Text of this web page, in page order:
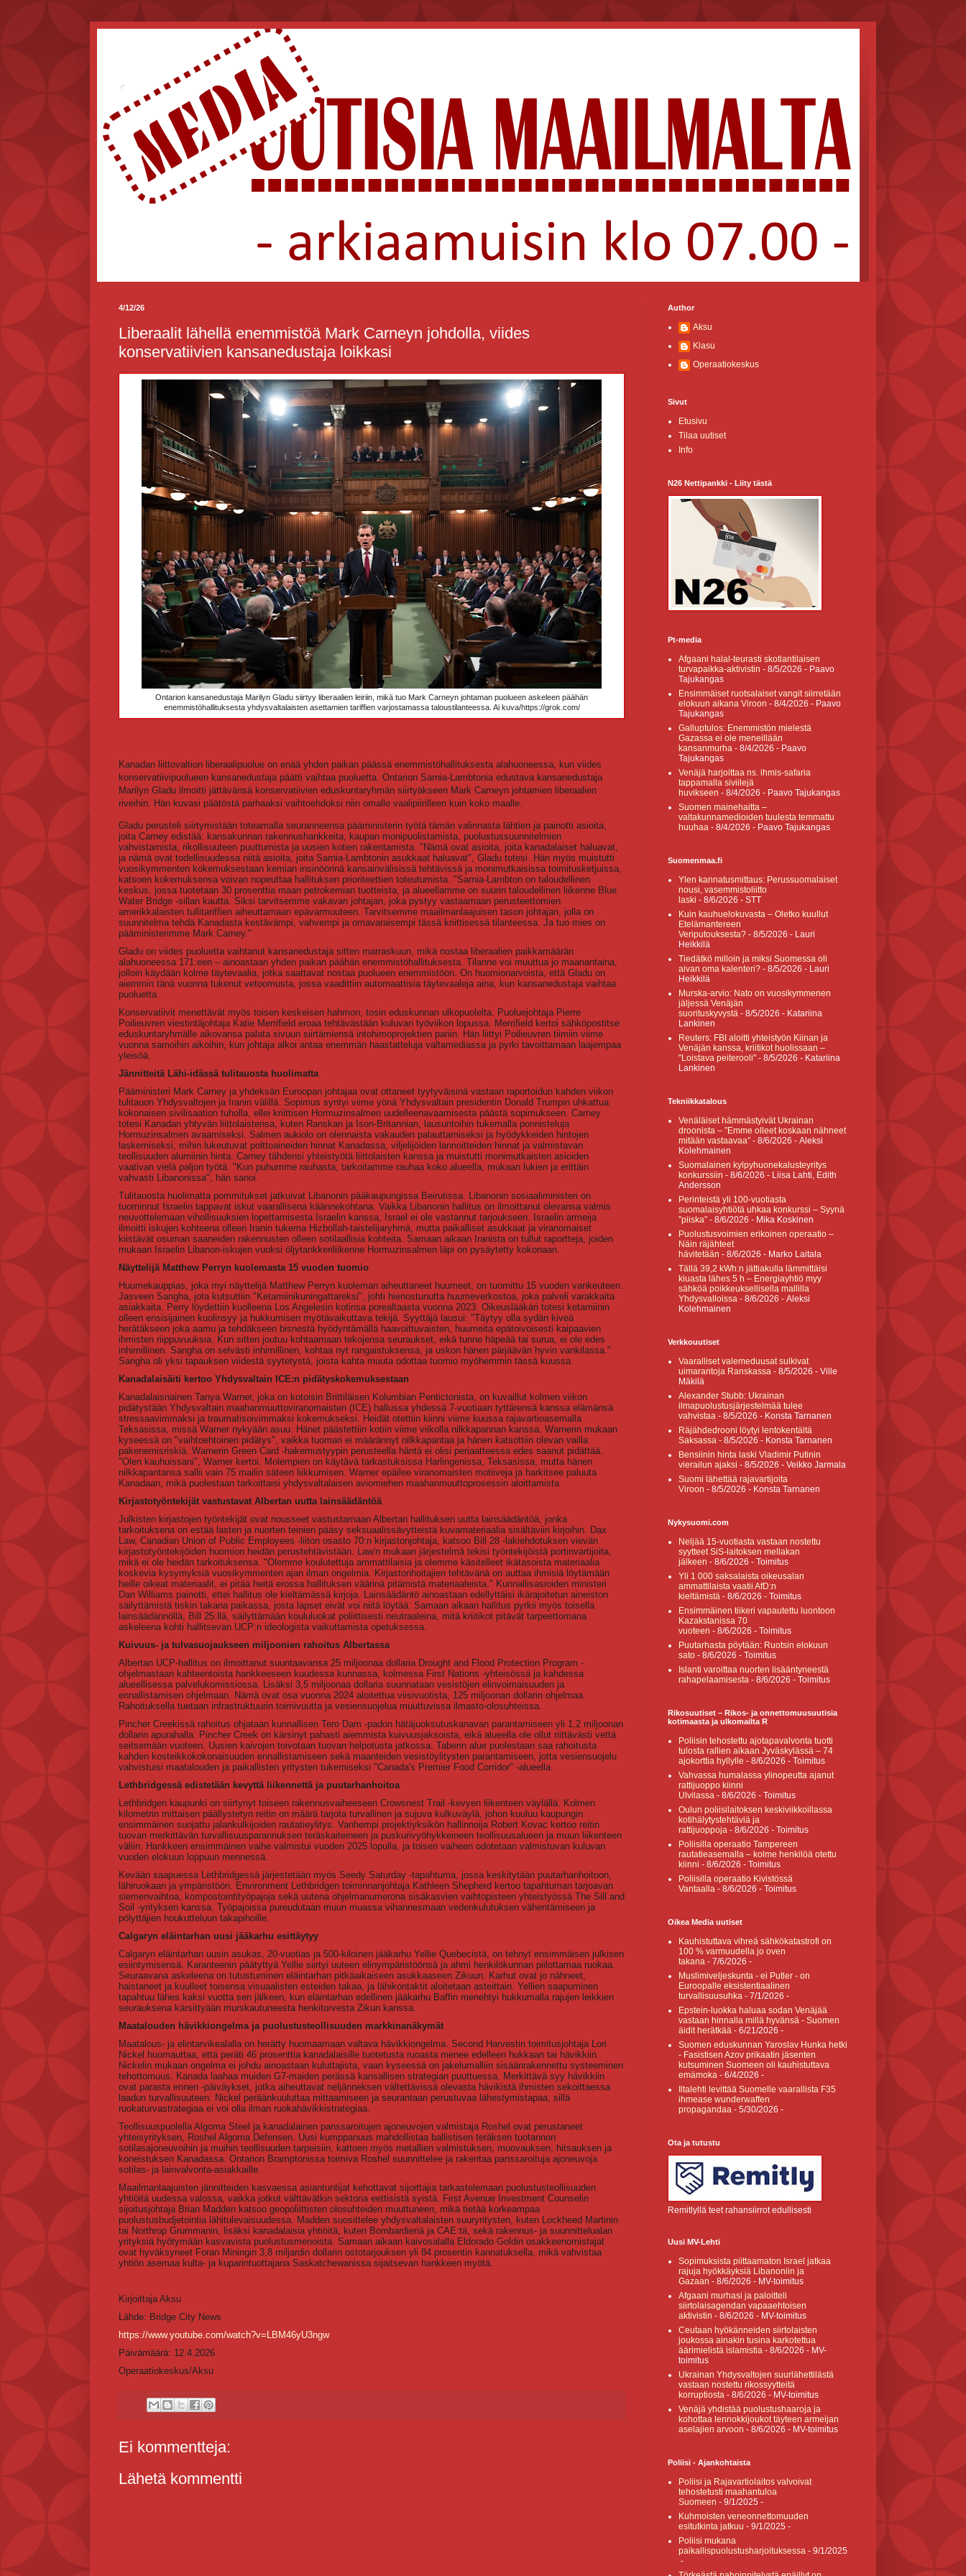
.
4/12/26
Liberaalit lähellä enemmistöä Mark Carneyn johdolla, viides
konservatiivien kansanedustaja loikkasi
Ontarion kansanedustaja Marilyn Gladu siirtyy liberaalien leiriin, mikä tuo Mark Carneyn johtaman puolueen askeleen päähän
enemmistöhallituksesta yhdysvaltalaisten asettamien tariffien varjostamassa taloustilanteessa. Ai kuva/https://grok.com/
Kanadan liittovaltion liberaalipuolue on enää yhden paikan päässä enemmistöhallituksesta alahuoneessa, kun viides
konservatiivipuolueen kansanedustaja päätti vaihtaa puoluetta. Ontarion Sarnia-Lambtonia edustava kansanedustaja
Marilyn Gladu ilmoitti jättävänsä konservatiivien eduskuntaryhmän siirtyäkseen Mark Carneyn johtamien liberaalien
riveihin. Hän kuvasi päätöstä parhaaksi vaihtoehdoksi niin omalle vaalipiirilleen kuin koko maalle.
Gladu perusteli siirtymistään toteamalla seuranneensa pääministerin työtä tämän valinnasta lähtien ja painotti asioita,
joita Carney edistää: kansakunnan rakennushankkeita, kaupan monipuolistamista, puolustussuunnitelmien
vahvistamista, rikollisuuteen puuttumista ja uusien kotien rakentamista. "Nämä ovat asioita, joita kanadalaiset haluavat,
ja nämä ovat todellisuudessa niitä asioita, joita Sarnia-Lambtonin asukkaat haluavat", Gladu totesi. Hän myös muistutti
vuosikymmenten kokemuksestaan kemian insinöörinä kansainvälisissä tehtävissä ja monimutkaisissa toimitusketjuissa,
katsoen kokemuksensa voivan nopeuttaa hallituksen prioriteettien toteutumista. "Sarnia-Lambton on taloudellinen
keskus, jossa tuotetaan 30 prosenttia maan petrokemian tuotteista, ja alueellamme on suurin taloudellinen liikenne Blue
Water Bridge -sillan kautta. Siksi tarvitsemme vakavan johtajan, joka pystyy vastaamaan perusteettomien
amerikkalaisten tullitariffien aiheuttamaan epävarmuuteen. Tarvitsemme maailmanlaajuisen tason johtajan, jolla on
suunnitelma tehdä Kanadasta kestävämpi, vahvempi ja omavaraisempi tässä kriittisessä tilanteessa. Ja tuo mies on
pääministerimme Mark Carney."
Gladu on viides puoluetta vaihtanut kansanedustaja sitten marraskuun, mikä nostaa liberaalien paikkamäärän
alahuoneessa 171:een – ainoastaan yhden paikan päähän enemmistöhallituksesta. Tilanne voi muuttua jo maanantaina,
jolloin käydään kolme täytevaalia, jotka saattavat nostaa puolueen enemmistöön. On huomionarvoista, että Gladu on
aiemmin tänä vuonna tukenut vetoomusta, jossa vaadittiin automaattisia täytevaaleja aina, kun kansanedustaja vaihtaa
puoluetta.
Konservatiivit menettävät myös toisen keskeisen hahmon, tosin eduskunnan ulkopuolelta. Puoluejohtaja Pierre
Poilieuvren viestintäjohtaja Katie Merrifield eroaa tehtävästään kuluvan työviikon lopussa. Merrifield kertoi sähköpostitse
eduskuntaryhmälle aikovansa palata sivuun siirtämiensä intohimoprojektien pariin. Hän liittyi Poilieuvren tiimiin viime
vuonna samoihin aikoihin, kun johtaja alkoi antaa enemmän haastatteluja valtamediassa ja pyrki tavoittamaan laajempaa
yleisöä.
Jännitteitä Lähi-idässä tulitauosta huolimatta
Pääministeri Mark Carney ja yhdeksän Euroopan johtajaa ovat ottaneet tyytyväisinä vastaan raportoidun kahden viikon
tulitauon Yhdysvaltojen ja Iranin välillä. Sopimus syntyi viime yönä Yhdysvaltain presidentin Donald Trumpin uhkattua
kokonaisen sivilisaation tuholla, ellei kriittisen Hormuzinsalmen uudelleenavaamisesta päästä sopimukseen. Carney
totesi Kanadan yhtyvän liittolaistensa, kuten Ranskan ja Ison-Britannian, lausuntoihin tukemalla ponnisteluja
Hormuzinsalmen avaamiseksi. Salmen aukiolo on olennaista vakauden palauttamiseksi ja hyödykkeiden hintojen
laskemiseksi, mihin lukeutuvat polttoaineiden hinnat Kanadassa, viljelijöiden lannoitteiden hinnat ja valmistavan
teollisuuden alumiinin hinta. Carney tähdensi yhteistyötä liittolaisten kanssa ja muistutti monimutkaisten asioiden
vaativan vielä paljon työtä. "Kun puhumme rauhasta, tarkoitamme rauhaa koko alueella, mukaan lukien ja erittäin
vahvasti Libanonissa", hän sanoi.
Tulitauosta huolimatta pommitukset jatkuivat Libanonin pääkaupungissa Beirutissa. Libanonin sosiaaliministeri on
tuominnut Israelin tappavat iskut vaarallisena käännekohtana. Vaikka Libanonin hallitus on ilmoittanut olevansa valmis
neuvottelemaan vihollisuuksien lopettamisesta Israelin kanssa, Israel ei ole vastannut tarjoukseen. Israelin armeija
ilmoitti iskujen kohteena olleen Iranin tukema Hizbollah-taistelijaryhmä, mutta paikalliset asukkaat ja viranomaiset
kiistävät osuman saaneiden rakennusten olleen sotilaallisia kohteita. Samaan aikaan Iranista on tullut raportteja, joiden
mukaan Israelin Libanon-iskujen vuoksi öljytankkeriliikenne Hormuzinsalmen läpi on pysäytetty kokonaan.
Näyttelijä Matthew Perryn kuolemasta 15 vuoden tuomio
Huumekauppias, joka myi näyttelijä Matthew Perryn kuoleman aiheuttaneet huumeet, on tuomittu 15 vuoden vankeuteen.
Jasveen Sangha, jota kutsuttiin "Ketamiinikuningattareksi", johti hienostunutta huumeverkostoa, joka palveli varakkaita
asiakkaita. Perry löydettiin kuolleena Los Angelesin kotinsa porealtaasta vuonna 2023. Oikeuslääkäri totesi ketamiinin
olleen ensisijainen kuolinsyy ja hukkumisen myötävaikuttava tekijä. Syyttäjä lausui: "Täytyy olla sydän kiveä
herätäkseen joka aamu ja tehdäkseen bisnestä hyödyntämällä haavoittuvaisten, huumeita epätoivoisesti kaipaavien
ihmisten riippuvuuksia. Kun sitten joutuu kohtaamaan tekojensa seuraukset, eikä tunne häpeää tai surua, ei ole edes
inhimillinen. Sangha on selvästi inhimillinen, kohtaa nyt rangaistuksensa, ja uskon hänen pärjäävän hyvin vankilassa."
Sangha oli yksi tapauksen viidestä syytetystä, joista kahta muuta odottaa tuomio myöhemmin tässä kuussa.
Kanadalaisäiti kertoo Yhdysvaltain ICE:n pidätyskokemuksestaan
Kanadalaisnainen Tanya Warner, joka on kotoisin Brittiläisen Kolumbian Pentictonista, on kuvaillut kolmen viikon
pidätystään Yhdysvaltain maahanmuuttoviranomaisten (ICE) hallussa yhdessä 7-vuotiaan tyttärensä kanssa elämänsä
stressaavimmaksi ja traumatisoivimmaksi kokemukseksi. Heidät otettiin kiinni viime kuussa rajavartioasemalla
Teksasissa, missä Warner nykyään asuu. Hänet päästettiin kotiin viime viikolla nilkkapannan kanssa. Warnerin mukaan
kyseessä on "vaihtoehtoinen pidätys", vaikka tuomari ei määrännyt nilkkapantaa ja hänen katsottiin olevan vailla
pakenemisriskiä. Warnerin Green Card -hakemustyypin perusteella häntä ei olisi periaatteessa edes saanut pidättää.
"Olen kauhuissani", Warner kertoi. Molempien on käytävä tarkastuksissa Harlingenissa, Teksasissa, mutta hänen
nilkkapantansa sallii vain 75 mailin säteen liikkumisen. Warner epäilee viranomaisten motiiveja ja harkitsee paluuta
Kanadaan, mikä puolestaan tarkoittaisi yhdysvaltalaisen aviomiehen maahanmuuttoprosessin aloittamista.
Kirjastotyöntekijät vastustavat Albertan uutta lainsäädäntöä
Julkisten kirjastojen työntekijät ovat nousseet vastustamaan Albertan hallituksen uutta lainsäädäntöä, jonka
tarkoituksena on estää lasten ja nuorten teinien pääsy seksuaalissävytteistä kuvamateriaalia sisältäviin kirjoihin. Dax
Law, Canadian Union of Public Employees -liiton osasto 70:n kirjastonjohtaja, katsoo Bill 28 -lakiehdotuksen vievän
kirjastotyöntekijöiden huomion heidän perustehtävistään. Law'n mukaan järjestelmä tekisi työntekijöistä portinvartijoita,
mikä ei ole heidän tarkoituksensa. "Olemme koulutettuja ammattilaisia ja olemme käsitelleet ikätasoista materiaalia
koskevia kysymyksiä vuosikymmenten ajan ilman ongelmia. Kirjastonhoitajien tehtävänä on auttaa ihmisiä löytämään
heille oikeat materiaalit, ei pitää heitä erossa hallituksen väärinä pitämistä materiaaleista." Kunnallisasioiden ministeri
Dan Williams painotti, ettei hallitus ole kieltämässä kirjoja. Lainsäädäntö ainoastaan edellyttäisi ikärajoitetun aineiston
säilyttämistä tiskin takana paikassa, josta lapset eivät voi niitä löytää. Samaan aikaan hallitus pyrkii myös toisella
lainsäädännöllä, Bill 25:llä, säilyttämään koululuokat poliittisesti neutraaleina, mitä kriitikot pitävät tarpeettomana
askeleena kohti hallitsevan UCP:n ideologista vaikuttamista opetuksessa.
Kuivuus- ja tulvasuojaukseen miljoonien rahoitus Albertassa
Albertan UCP-hallitus on ilmoittanut suuntaavansa 25 miljoonaa dollaria Drought and Flood Protection Program -
ohjelmastaan kahteentoista hankkeeseen kuudessa kunnassa, kolmessa First Nations -yhteisössä ja kahdessa
alueellisessa palvelukomissiossa. Lisäksi 3,5 miljoonaa dollaria suunnataan vesistöjen elinvoimaisuuden ja
ennallistamisen ohjelmaan. Nämä ovat osa vuonna 2024 aloitettua viisivuotista, 125 miljoonan dollarin ohjelmaa.
Rahoituksella tuetaan infrastruktuurin toimivuutta ja vesiensuojelua muuttuvissa ilmasto-olosuhteissa.
Pincher Creekissä rahoitus ohjataan kunnallisen Tero Dam -padon hätäjuoksutuskanavan parantamiseen yli 1,2 miljoonan
dollarin apurahalla. Pincher Creek on kärsinyt pahasti aiemmista kuivuusjaksoista, eikä alueella ole ollut riittävästi vettä
seitsemään vuoteen. Uusien kaivojen toivotaan tuovan helpotusta jatkossa. Taberin alue puolestaan saa rahoitusta
kahden kosteikkokokonaisuuden ennallistamiseen sekä maanteiden vesistöylitysten parantamiseen, jotta vesiensuojelu
vahvistuisi maatalouden ja paikallisten yritysten tukemiseksi "Canada's Premier Food Corridor" -alueella.
Lethbridgessä edistetään kevyttä liikennettä ja puutarhanhoitoa
Lethbridgen kaupunki on siirtynyt toiseen rakennusvaiheeseen Crowsnest Trail -kevyen liikenteen väylällä. Kolmen
kilometrin mittaisen päällystetyn reitin on määrä tarjota turvallinen ja sujuva kulkuväylä, johon kuuluu kaupungin
ensimmäinen suojattu jalankulkijoiden rautatieylitys. Vanhempi projektiyksikön hallinnoija Robert Kovac kertoo reitin
tuovan merkittävän turvallisuusparannuksen teräskaiteineen ja puskurivyöhykkeineen teollisuusalueen ja muun liikenteen
väliin. Hankkeen ensimmäinen vaihe valmistui vuoden 2025 lopulla, ja toisen vaiheen odotetaan valmistuvan kuluvan
vuoden elokuun loppuun mennessä.
Kevään saapuessa Lethbridgessä järjestetään myös Seedy Saturday -tapahtuma, jossa keskitytään puutarhanhoitoon,
lähiruokaan ja ympäristöön. Environment Lethbridgen toiminnanjohtaja Kathleen Shepherd kertoo tapahtuman tarjoavan
siemenvaihtoa, kompostointityöpajoja sekä uutena ohjelmanumerona sisäkasvien vaihtopisteen yhteistyössä The Sill and
Soil -yrityksen kanssa. Työpajoissa pureudutaan muun muassa vihannesmaan vedenkulutuksen vähentämiseen ja
pölyttäjien houkutteluun takapihoille.
Calgaryn eläintarhan uusi jääkarhu esittäytyy
Calgaryn eläintarhan uusin asukas, 20-vuotias ja 500-kiloinen jääkarhu Yellie Quebecistä, on tehnyt ensimmäisen julkisen
esiintymisensä. Karanteenin päätyttyä Yellie siirtyi uuteen elinympäristöönsä ja ahmi henkilökunnan piilottamaa ruokaa.
Seuraavana askeleena on tutustuminen eläintarhan pitkäaikaiseen asukkaaseen Zikuun. Karhut ovat jo nähneet,
haistaneet ja kuulleet toisensa visuaalisten esteiden takaa, ja lähikontaktit aloitetaan asteittain. Yellien saapuminen
tapahtuu lähes kaksi vuotta sen jälkeen, kun eläintarhan edellinen jääkarhu Baffin menehtyi hukkumalla rajujen leikkien
seurauksena kärsittyään murskautuneesta henkitorvesta Zikun kanssa.
Maatalouden hävikkiongelma ja puolustusteollisuuden markkinanäkymät
Maatalous- ja elintarvikealalla on herätty huomaamaan valtava hävikkiongelma. Second Harvestin toimitusjohtaja Lori
Nickel huomauttaa, että peräti 46 prosenttia kanadalaisille tuotetusta ruoasta menee edelleen hukkaan tai hävikkiin.
Nickelin mukaan ongelma ei johdu ainoastaan kuluttajista, vaan kyseessä on jakelumalliin sisäänrakennettu systeeminen
tehottomuus. Kanada laahaa muiden G7-maiden perässä kansallisen strategian puuttuessa. Merkittävä syy hävikkiin
ovat parasta ennen -päiväykset, jotka aiheuttavat neljänneksen vältettävissä olevasta hävikistä ihmisten sekoittaessa
laadun turvallisuuteen. Nickel peräänkuuluttaa mittaamiseen ja seurantaan perustuvaa lähestymistapaa, sillä
ruokaturvastrategiaa ei voi olla ilman ruokahävikkistrategiaa.
Teollisuuspuolella Algoma Steel ja kanadalainen panssaroitujen ajoneuvojen valmistaja Roshel ovat perustaneet
yhteisyrityksen, Roshel Algoma Defensen. Uusi kumppanuus mahdollistaa ballistisen teräksen tuotannon
sotilasajoneuvoihin ja muihin teollisuuden tarpeisiin, kattoen myös metallien valmistuksen, muovauksen, hitsauksen ja
koneistuksen Kanadassa. Ontarion Bramptonissa toimiva Roshel suunnittelee ja rakentaa panssaroituja ajoneuvoja
sotilas- ja lainvalvonta-asiakkaille.
Maailmanlaajuisten jännitteiden kasvaessa asiantuntijat kehottavat sijoittajia tarkastelemaan puolustusteollisuuden
yhtiöitä uudessa valossa, vaikka jotkut välttävätkin sektoria eettisistä syistä. First Avenue Investment Counselin
sijoitusjohtaja Brian Madden katsoo geopoliittisten olosuhteiden muuttuneen, mikä tietää korkeampaa
puolustusbudjetointia lähitulevaisuudessa. Madden suosittelee yhdysvaltalaisten suuryritysten, kuten Lockheed Martinin
tai Northrop Grummanin, lisäksi kanadalaisia yhtiöitä, kuten Bombardieriä ja CAE:tä, sekä rakennus- ja suunnittelualan
yrityksiä hyötymään kasvavista puolustusmenoista. Samaan aikaan kaivosalalla Eldorado Goldin osakkeenomistajat
ovat hyväksyneet Foran Miningin 3,8 miljardin dollarin ostotarjouksen yli 84 prosentin kannatuksella, mikä vahvistaa
yhtiön asemaa kulta- ja kuparintuottajana Saskatchewanissa sijaitsevan hankkeen myötä.
Kirjoittaja Aksu
Lähde: Bridge City News
https://www.youtube.com/watch?v=LBM46yU3ngw
Päivämäärä: 12.4.2026
Operaatiokeskus/Aksu
Ei kommentteja:
Lähetä kommentti
Author
Aksu
Klasu
Operaatiokeskus
Sivut
Etusivu
Tilaa uutiset
Info
N26 Nettipankki - Liity tästä
Pt-media
Afgaani halal-teurasti skotlantilaisen
turvapaikka-aktivistin - 8/5/2026 - Paavo
Tajukangas
Ensimmäiset ruotsalaiset vangit siirretään
elokuun aikana Viroon - 8/4/2026 - Paavo
Tajukangas
Galluptulos: Enemmistön mielestä
Gazassa ei ole meneillään
kansanmurha - 8/4/2026 - Paavo
Tajukangas
Venäjä harjoittaa ns. ihmis-safaria
tappamalla siviilejä
huvikseen - 8/4/2026 - Paavo Tajukangas
Suomen mainehaitta –
valtakunnamedioiden tuulesta temmattu
huuhaa - 8/4/2026 - Paavo Tajukangas
Suomenmaa.fi
Ylen kannatusmittaus: Perussuomalaiset
nousi, vasemmistoliitto
laski - 8/6/2026 - STT
Kuin kauhuelokuvasta – Oletko kuullut
Etelämantereen
Veriputouksesta? - 8/5/2026 - Lauri
Heikkilä
Tiedätkö milloin ja miksi Suomessa oli
aivan oma kalenteri? - 8/5/2026 - Lauri
Heikkilä
Murska-arvio: Nato on vuosikymmenen
jäljessä Venäjän
suorituskyvystä - 8/5/2026 - Katariina
Lankinen
Reuters: FBI aloitti yhteistyön Kiinan ja
Venäjän kanssa, kriitikot huolissaan –
"Loistava peiterooli" - 8/5/2026 - Katariina
Lankinen
Tekniikkatalous
Venäläiset hämmästyivät Ukrainan
droonista – ”Emme olleet koskaan nähneet
mitään vastaavaa” - 8/6/2026 - Aleksi
Kolehmainen
Suomalainen kylpyhuonekalusteyritys
konkurssiin - 8/6/2026 - Liisa Lahti, Edith
Andersson
Perinteistä yli 100-vuotiasta
suomalaisyhtiötä uhkaa konkurssi – Syynä
”piiska” - 8/6/2026 - Mika Koskinen
Puolustusvoimien erikoinen operaatio –
Näin räjähteet
hävitetään - 8/6/2026 - Marko Laitala
Tällä 39,2 kWh:n jättiakulla lämmittäisi
kiuasta lähes 5 h – Energiayhtiö myy
sähköä poikkeuksellisella mallilla
Yhdysvalloissa - 8/6/2026 - Aleksi
Kolehmainen
Verkkouutiset
Vaaralliset valemeduusat sulkivat
uimarantoja Ranskassa - 8/5/2026 - Ville
Mäkilä
Alexander Stubb: Ukrainan
ilmapuolustusjärjestelmää tulee
vahvistaa - 8/5/2026 - Konsta Tarnanen
Räjähdedrooni löytyi lentokentältä
Saksassa - 8/5/2026 - Konsta Tarnanen
Bensiinin hinta laski Vladimir Putinin
vierailun ajaksi - 8/5/2026 - Veikko Jarmala
Suomi lähettää rajavartijoita
Viroon - 8/5/2026 - Konsta Tarnanen
Nykysuomi.com
Neljää 15-vuotiasta vastaan nostettu
syytteet SiS-laitoksen mellakan
jälkeen - 8/6/2026 - Toimitus
Yli 1 000 saksalaista oikeusalan
ammattilaista vaatii AfD:n
kieltämistä - 8/6/2026 - Toimitus
Ensimmäinen tiikeri vapautettu luontoon
Kazakstanissa 70
vuoteen - 8/6/2026 - Toimitus
Puutarhasta pöytään: Ruotsin elokuun
sato - 8/6/2026 - Toimitus
Islanti varoittaa nuorten lisääntyneestä
rahapelaamisesta - 8/6/2026 - Toimitus
Rikosuutiset – Rikos- ja onnettomuusuutisia
kotimaasta ja ulkomailta R
Poliisin tehostettu ajotapavalvonta tuotti
tulosta rallien aikaan Jyväskylässä – 74
ajokorttia hyllylle - 8/6/2026 - Toimitus
Vahvassa humalassa ylinopeutta ajanut
rattijuoppo kiinni
Ulvilassa - 8/6/2026 - Toimitus
Oulun poliisilaitoksen keskiviikkoillassa
kotihälytystehtäviä ja
rattijuoppoja - 8/6/2026 - Toimitus
Poliisilla operaatio Tampereen
rautatieasemalla – kolme henkilöä otettu
kiinni - 8/6/2026 - Toimitus
Poliisilla operaatio Kivistössä
Vantaalla - 8/6/2026 - Toimitus
Oikea Media uutiset
Kauhistuttava vihreä sähkökatastrofi on
100 % varmuudella jo oven
takana - 7/6/2026 -
Muslimiveljeskunta - ei Putler - on
Euroopalle eksistentiaalinen
turvallisuusuhka - 7/1/2026 -
Epstein-luokka haluaa sodan Venäjää
vastaan hinnalla millä hyvänsä - Suomen
äidit herätkää - 6/21/2026 -
Suomen eduskunnan Yaroslav Hunka hetki
- Fasistisen Azov prikaatin jäsenten
kutsuminen Suomeen oli kauhistuttava
emämoka - 6/4/2026 -
Iltalehti levittää Suomelle vaarallista F35
ihmease wunderwaffen
propagandaa - 5/30/2026 -
Ota ja tutustu
Remitlyllä teet rahansiirrot edullisesti
Uusi MV-Lehti
Sopimuksista piittaamaton Israel jatkaa
rajuja hyökkäyksiä Libanoniin ja
Gazaan - 8/6/2026 - MV-toimitus
Afgaani murhasi ja paloitteli
siirtolaisagendan vapaaehtoisen
aktivistin - 8/6/2026 - MV-toimitus
Ceutaan hyökänneiden siirtolaisten
joukossa ainakin tusina karkotettua
äärimielistä islamistia - 8/6/2026 - MV-
toimitus
Ukrainan Yhdysvaltojen suurlähettilästä
vastaan nostettu rikossyytteitä
korruptiosta - 8/6/2026 - MV-toimitus
Venäjä yhdistää puolustushaaroja ja
kohottaa lennokkijoukot täyteen armeijan
aselajien arvoon - 8/6/2026 - MV-toimitus
Poliisi - Ajankohtaista
Poliisi ja Rajavartiolaitos valvoivat
tehostetusti maahantuloa
Suomeen - 9/1/2025 -
Kuhmoisten veneonnettomuuden
esitutkinta jatkuu - 9/1/2025 -
Poliisi mukana
paikallispuolustusharjoituksessa - 9/1/2025
-